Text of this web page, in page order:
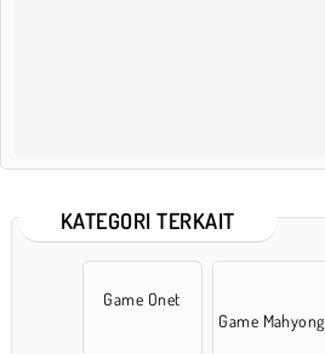
KATEGORI TERKAIT
Game Onet
Game Mahyong